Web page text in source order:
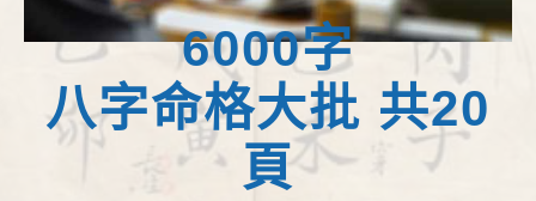
6000字
八字命格大批 共20
頁